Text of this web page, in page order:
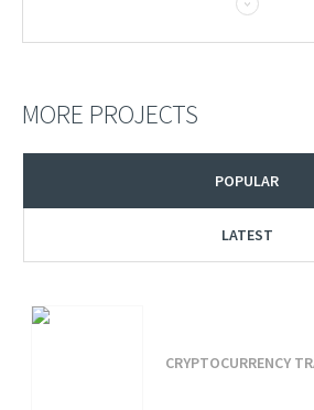
MORE PROJECTS
POPULAR
LATEST
CRYPTOCURRENCY